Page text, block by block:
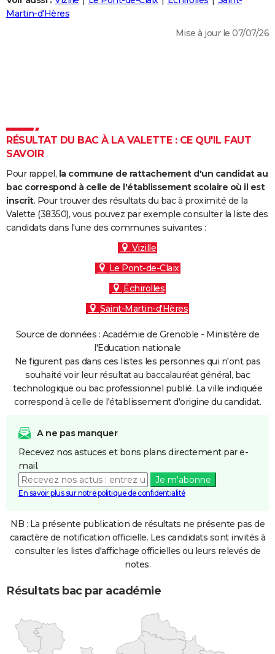
Destinations
City break
Voyage nature
Voyage de noces
Forum
Climat
+
PHOTO
Dictionnaire
Biographies
Citations
Expressions
Proverbes
PROGRAMME TV
S'inscrire
Se connecter
Lycées
Collèges
Primaires
Universités
Entreprises
Service militaire
Avis de recherche
AVIS DE DÉCÈS
FORUM
Martin-d'Hères
Mise à jour le 07/07/26
RÉSULTAT DU BAC À LA VALETTE : CE QU'IL FAUT
SAVOIR
Pour rappel, la commune de rattachement d'un candidat au
bac correspond à celle de l'établissement scolaire où il est
inscrit. Pour trouver des résultats du bac à proximité de la
Valette (38350), vous pouvez par exemple consulter la liste des
candidats dans l'une des communes suivantes :
Vizille
Le Pont-de-Claix
Échirolles
Saint-Martin-d'Hères
Source de données : Académie de Grenoble - Ministère de
l'Education nationale
Ne figurent pas dans ces listes les personnes qui n'ont pas
souhaité voir leur résultat au baccalauréat général, bac
technologique ou bac professionnel publié. La ville indiquée
correspond à celle de l'établissement d'origine du candidat.
A ne pas manquer
Recevez nos astuces et bons plans directement par e-
mail.
Je m'abonne
En savoir plus sur notre politique de confidentialité
NB : La présente publication de résultats ne présente pas de
caractère de notification officielle. Les candidats sont invités à
consulter les listes d'affichage officielles ou leurs relevés de
notes.
Résultats bac par académie